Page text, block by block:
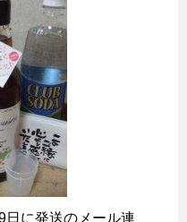
日に発送のメール連